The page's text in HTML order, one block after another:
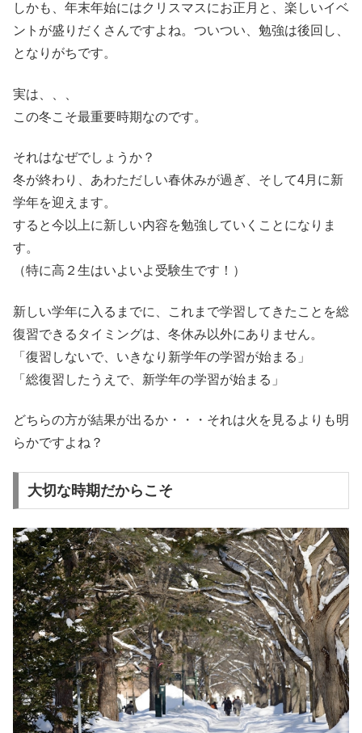
しかも、年末年始にはクリスマスにお正月と、楽しいイベ
ントが盛りだくさんですよね。ついつい、勉強は後回し、
となりがちです。
実は、、、
この冬こそ最重要時期なのです。
それはなぜでしょうか？
冬が終わり、あわただしい春休みが過ぎ、そして4月に新
学年を迎えます。
すると今以上に新しい内容を勉強していくことになりま
す。
（特に高２生はいよいよ受験生です！）
新しい学年に入るまでに、これまで学習してきたことを総
復習できるタイミングは、冬休み以外にありません。
「復習しないで、いきなり新学年の学習が始まる」
「総復習したうえで、新学年の学習が始まる」
どちらの方が結果が出るか・・・それは火を見るよりも明
らかですよね？
大切な時期だからこそ